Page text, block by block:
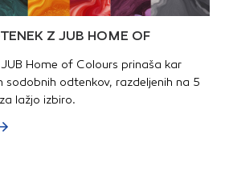
Z JUB HOME OF
Home of Colours prinaša kar
sodobnih odtenkov, razdeljenih na 5
lažjo izbiro.